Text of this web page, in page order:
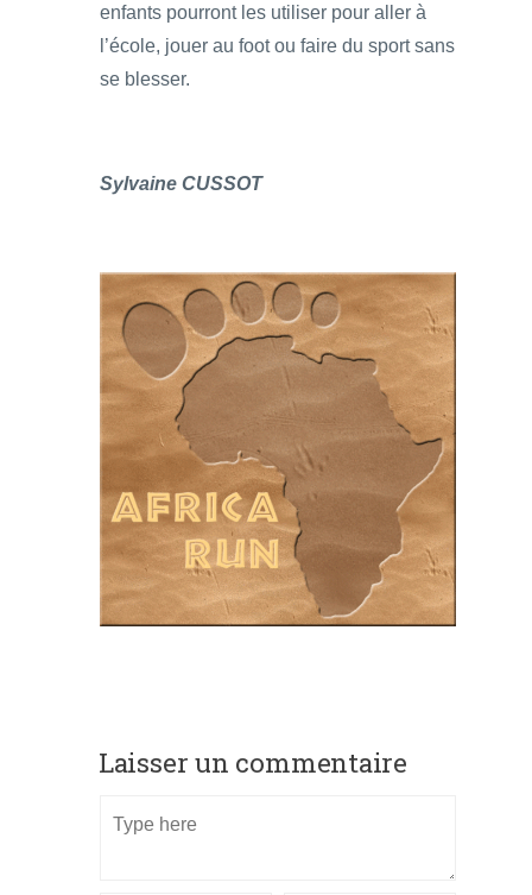
enfants pourront les utiliser pour aller à
l’école, jouer au foot ou faire du sport sans
se blesser.
Sylvaine CUSSOT
Laisser un commentaire